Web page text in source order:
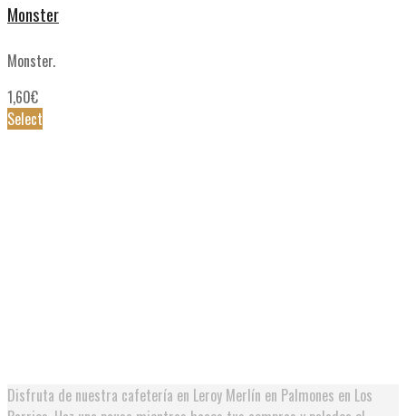
Monster
Monster.
1,60€
Select
Disfruta de nuestra cafetería en Leroy Merlín en Palmones en Los